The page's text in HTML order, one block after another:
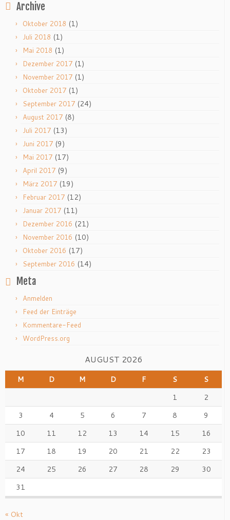
Archive
Oktober 2018 (1)
Juli 2018 (1)
Mai 2018 (1)
Dezember 2017 (1)
November 2017 (1)
Oktober 2017 (1)
September 2017 (24)
August 2017 (8)
Juli 2017 (13)
Juni 2017 (9)
Mai 2017 (17)
April 2017 (9)
März 2017 (19)
Februar 2017 (12)
Januar 2017 (11)
Dezember 2016 (21)
November 2016 (10)
Oktober 2016 (17)
September 2016 (14)
Meta
Anmelden
Feed der Einträge
Kommentare-Feed
WordPress.org
AUGUST 2026
M D M D F S
S
1
2
3
4 5 6 7 8
9
10
11 12 13 14 15
16
17
18 19 20 21 22
23
24
25 26 27 28 29
30
31
« Okt